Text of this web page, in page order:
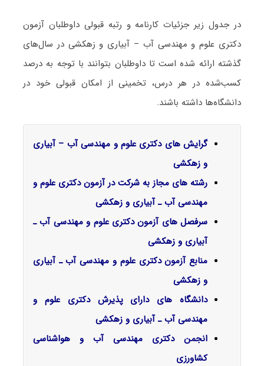
در جدول زیر جزئیات کارنامه و رتبه قبولی داوطلبان آزمون
دکتری ﻋﻠﻮم و ﻣﻬﻨﺪسی آب – آبیاری و زهکشی در سال‌های
گذشته ارائه شده است تا داوطلبان بتوانند با توجه به درصد
کسب‌شده در هر درس، تخمینی از امکان قبولی خود در
دانشگاه‌ها داشته باشند.
گرایش‌ های دکتری ﻋﻠﻮم و ﻣﻬﻨﺪسی آب – آبیاری
و زهکشی
رشته های مجاز به شرکت در آزمون دکتری علوم و
مهندسی آب ـ آبیاری و زهکشی
سرفصل‌ های آزمون دکتری علوم و مهندسی آب ـ
آبیاری و زهکشی
منابع آزمون دکتری علوم و مهندسی آب ـ آبیاری
و زهکشی
دانشگاه های دارای پذیرش دکتری علوم و
مهندسی آب ـ آبیاری و زهکشی
انجمن دکتری مهندسی آب و هواشناسی
کشاورزی